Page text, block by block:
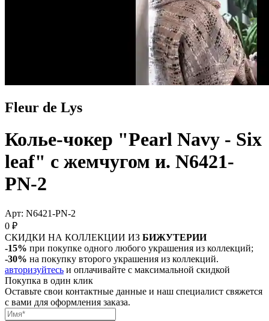
Fleur de Lys
Колье-чокер "Pearl Navy - Six
leaf" с жемчугом и. N6421-
PN-2
Арт: N6421-PN-2
0 ₽
СКИДКИ НА КОЛЛЕКЦИИ ИЗ БИЖУТЕРИИ
-15% при покупке одного любого украшения из коллекций;
-30% на покупку второго украшения из коллекций.
авторизуйтесь и оплачивайте с максимальной скидкой
Покупка в один клик
Оставьте свои контактные данные и наш специалист свяжется
с вами для оформления заказа.